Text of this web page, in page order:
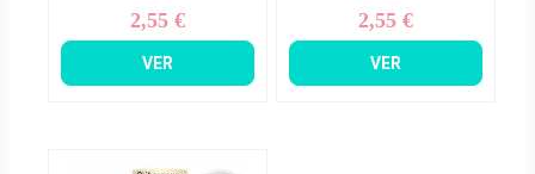
Precio
2,55 €
VER
Precio
2,55 €
VER